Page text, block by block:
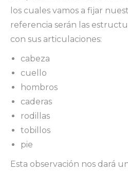
los cuales vamos a fijar
referencia serán las
con sus articulaciones:
cabeza
cuello
hombros
caderas
rodillas
tobillos
pie
Esta observación nos dará